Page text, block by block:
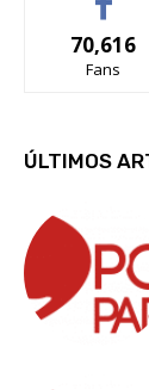
70,616
Fans
ÚLTIMOS